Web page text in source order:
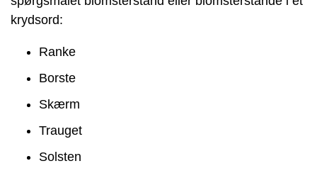
krydsord:
Ranke
Borste
Skærm
Trauget
Solsten